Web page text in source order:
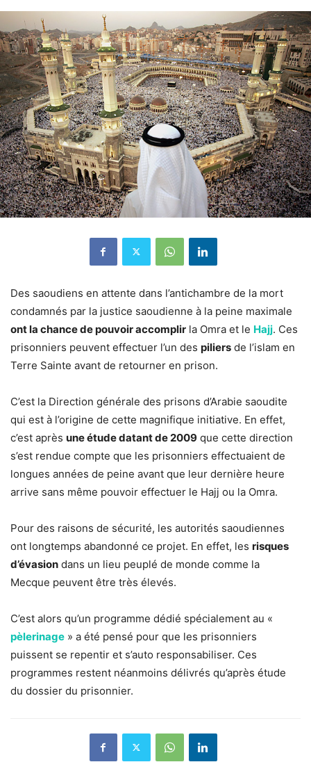
Des saoudiens en attente dans l’antichambre de la mort
condamnés par la justice saoudienne à la peine maximale
ont la chance de pouvoir accomplir la Omra et le Hajj. Ces
prisonniers peuvent effectuer l’un des piliers de l’islam en
Terre Sainte avant de retourner en prison.
C’est la Direction générale des prisons d’Arabie saoudite
qui est à l’origine de cette magnifique initiative. En effet,
c’est après une étude datant de 2009 que cette direction
s’est rendue compte que les prisonniers effectuaient de
longues années de peine avant que leur dernière heure
arrive sans même pouvoir effectuer le Hajj ou la Omra.
Pour des raisons de sécurité, les autorités saoudiennes
ont longtemps abandonné ce projet. En effet, les risques
d’évasion dans un lieu peuplé de monde comme la
Mecque peuvent être très élevés.
C’est alors qu’un programme dédié spécialement au «
pèlerinage » a été pensé pour que les prisonniers
puissent se repentir et s’auto responsabiliser. Ces
programmes restent néanmoins délivrés qu’après étude
du dossier du prisonnier.